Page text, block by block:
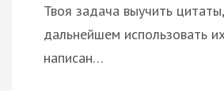
Твоя задача выучить
дальнейшем использовать
написан…